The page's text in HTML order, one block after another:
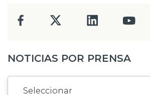
NOTICIAS POR PRENSA